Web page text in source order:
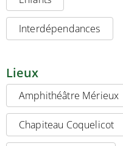
Interdépendances
Lieux
Amphithéâtre Mérieux
Chapiteau Coquelicot